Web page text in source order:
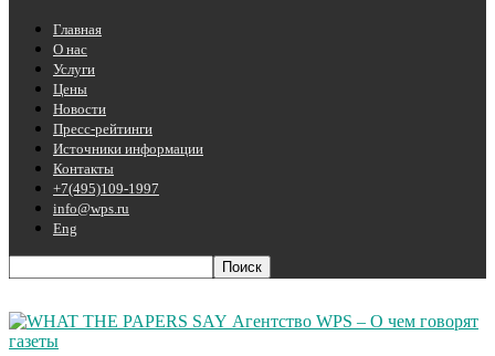
Главная
О нас
Услуги
Цены
Новости
Пресс-рейтинги
Источники информации
Контакты
+7(495)109-1997
info@wps.ru
Eng
Агентство WPS – О чем говорят
газеты